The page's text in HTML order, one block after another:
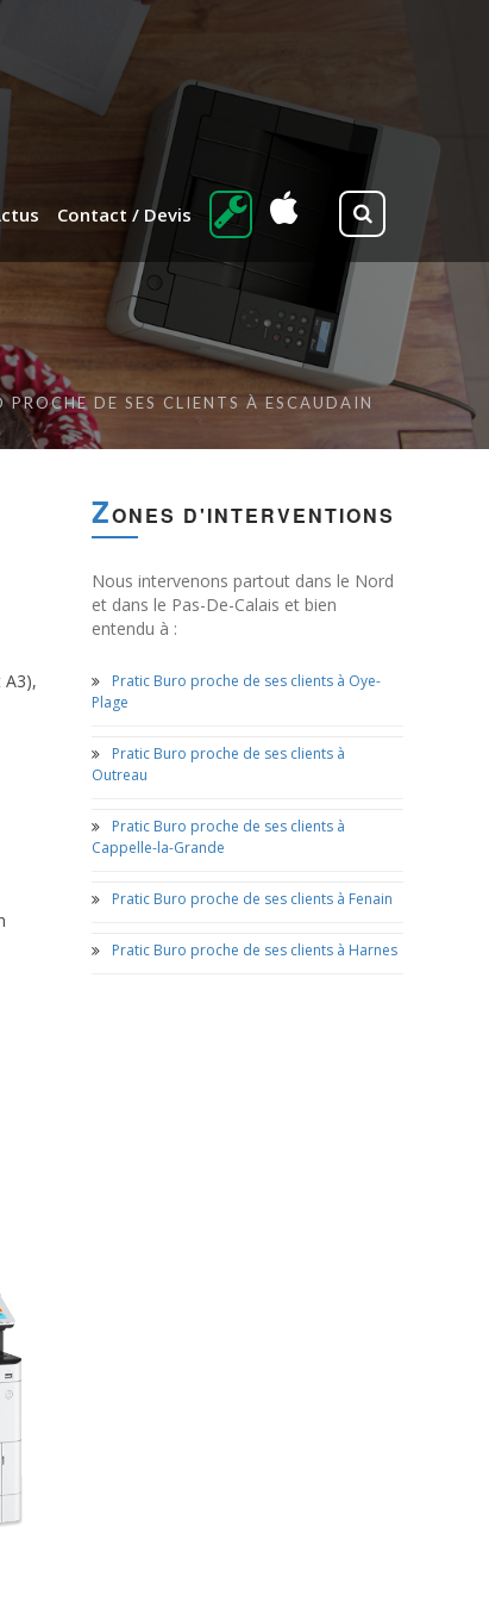
Contact / Devis
PROCHE DE SES CLIENTS À ESCAUDAIN
ZONES D'INTERVENTIONS
Nous intervenons partout dans le Nord
et dans le Pas-De-Calais et bien
entendu à :
Pratic Buro proche de ses clients à Oye-
Plage
Pratic Buro proche de ses clients à
Outreau
Pratic Buro proche de ses clients à
Cappelle-la-Grande
Pratic Buro proche de ses clients à Fenain
Pratic Buro proche de ses clients à Harnes